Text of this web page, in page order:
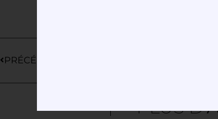
PRÉCÉDENT
PLUS D'